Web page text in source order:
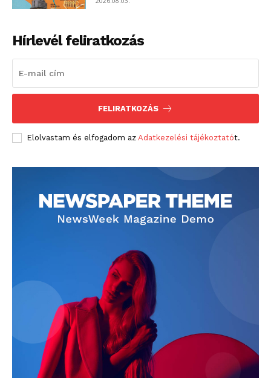
Hírlevél feliratkozás
FELIRATKOZÁS
Elolvastam és elfogadom az Adatkezelési tájékoztatót.